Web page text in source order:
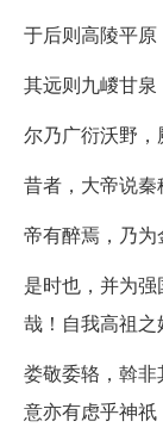
于后则高陵平原
其远则九嵕甘泉
尔乃广衍沃野，
昔者，大帝说秦
帝有醉焉，乃为
是时也，并为
哉！自我高祖之
娄敬委辂，斡非
意亦有虑乎神祇